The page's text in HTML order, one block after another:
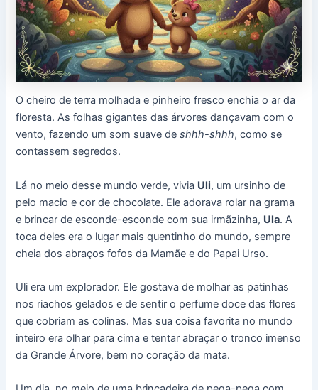
O cheiro de terra molhada e pinheiro fresco enchia o ar da
floresta. As folhas gigantes das árvores dançavam com o
vento, fazendo um som suave deshhh-shhh, como se
contassem segredos.
Lá no meio desse mundo verde, vivia Uli, um ursinho de
pelo macio e cor de chocolate. Ele adorava rolar na grama
e brincar de esconde-esconde com sua irmãzinha, Ula. A
toca deles era o lugar mais quentinho do mundo, sempre
cheia dos abraços fofos da Mamãe e do Papai Urso.
Uli era um explorador. Ele gostava de molhar as patinhas
nos riachos gelados e de sentir o perfume doce das flores
que cobriam as colinas. Mas sua coisa favorita no mundo
inteiro era olhar para cima e tentar abraçar o tronco imenso
da Grande Árvore, bem no coração da mata.